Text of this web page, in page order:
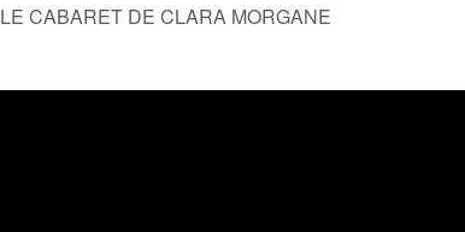
LE CABARET DE CLARA MORGANE